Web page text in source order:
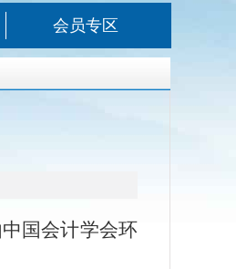
会员专区
国会计学会环